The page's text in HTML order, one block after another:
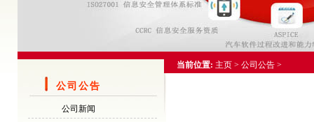
当前位置: 主页 > 公司公告 >
公司公告
公司新闻